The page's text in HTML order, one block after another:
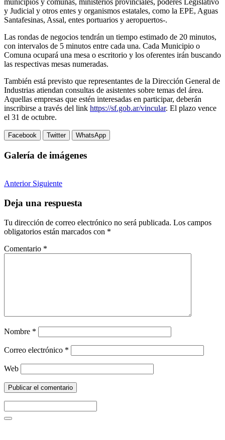
y Judicial y otros entes y organismos estatales, como la EPE, Aguas
Santafesinas, Assal, entes portuarios y aeropuertos-.
Las rondas de negocios tendrán un tiempo estimado de 20 minutos,
con intervalos de 5 minutos entre cada una. Cada Municipio o
Comuna ocupará una mesa o escritorio y los oferentes irán buscando
las respectivas mesas numeradas.
También está previsto que representantes de la Dirección General de
Industrias atiendan consultas de asistentes sobre temas del área.
Aquellas empresas que estén interesadas en participar, deberán
inscribirse a través del link https://sf.gob.ar/vincular. El plazo vence
el 31 de octubre.
Facebook Twitter WhatsApp
Galería de imágenes
Anterior Siguiente
Deja una respuesta
Tu dirección de correo electrónico no será publicada. Los campos
obligatorios están marcados con *
Comentario *
Nombre *
Correo electrónico *
Web